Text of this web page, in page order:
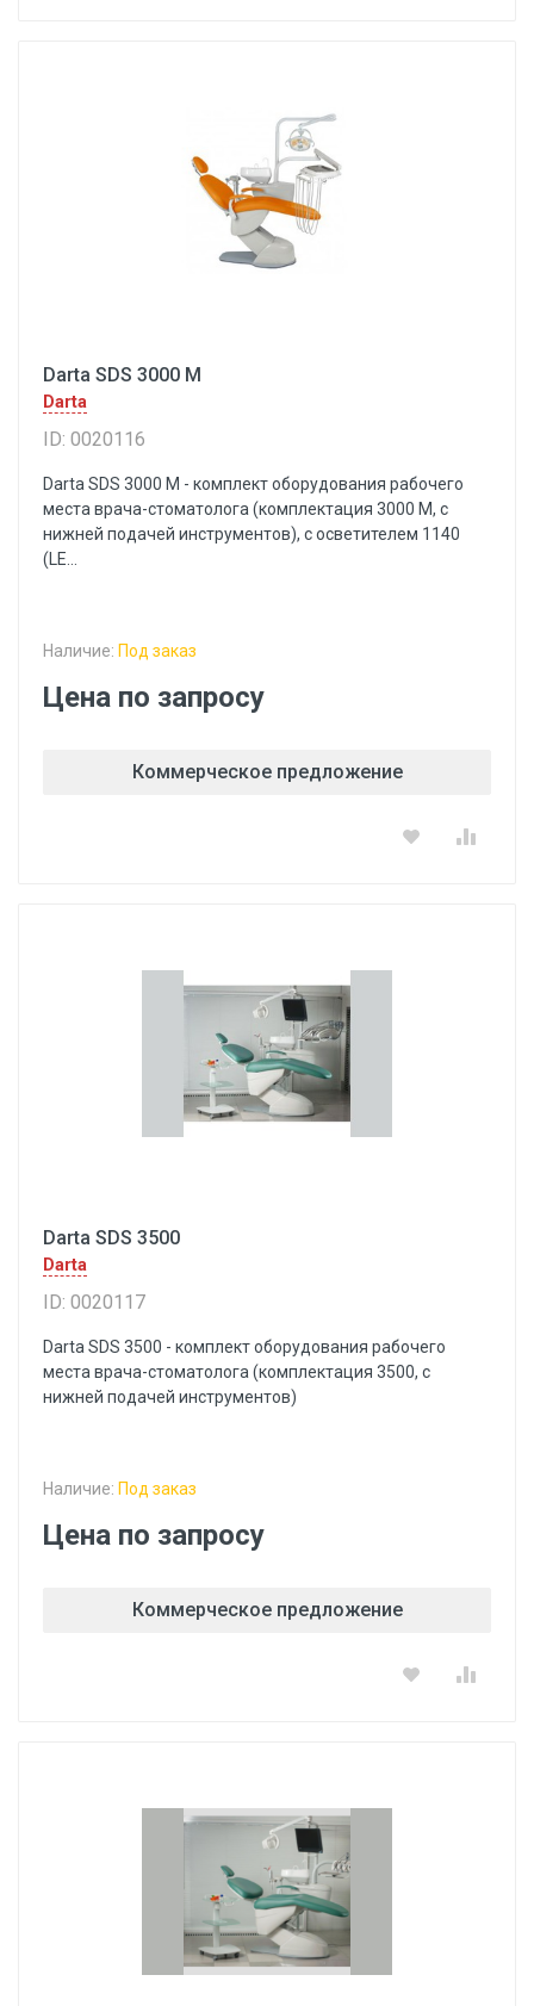
Darta SDS 3000 M
Darta
ID: 0020116
Darta SDS 3000 M - комплект оборудования рабочего
места врача-стоматолога (комплектация 3000 M, с
нижней подачей инструментов), с осветителем 1140
(LE...
Наличие: Под заказ
Цена по запросу
Коммерческое предложение
Darta SDS 3500
Darta
ID: 0020117
Darta SDS 3500 - комплект оборудования рабочего
места врача-стоматолога (комплектация 3500, с
нижней подачей инструментов)
Наличие: Под заказ
Цена по запросу
Коммерческое предложение